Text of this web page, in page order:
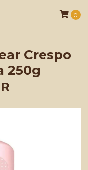
0
Crespo
250g